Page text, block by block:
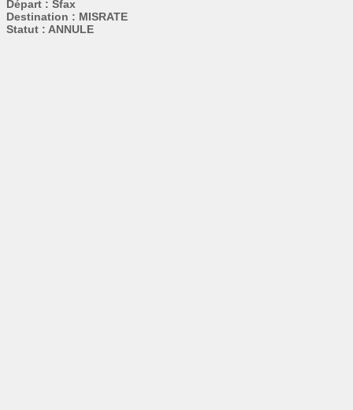
Départ : Sfax
Destination : MISRATE
Statut : ANNULE